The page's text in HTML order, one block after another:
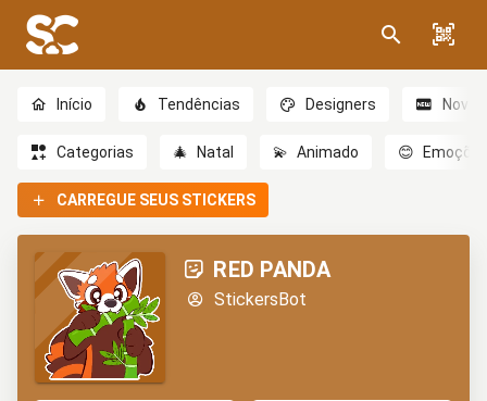
Início Tendências Designers Novo
Categorias 🎄 Natal 💫 Animado 😊
CARREGUE SEUS STICKERS
RED PANDA
StickersBot